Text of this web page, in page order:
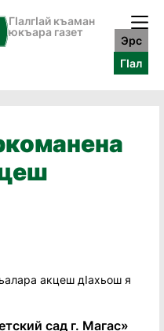
ГӀалгӀай къаман
юкъара газет
Эрс
ГӀал
сад г. Магас»